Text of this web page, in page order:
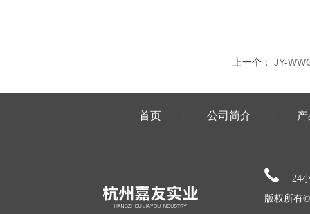
上一个： JY-
首页 公司简介
24
版权所有